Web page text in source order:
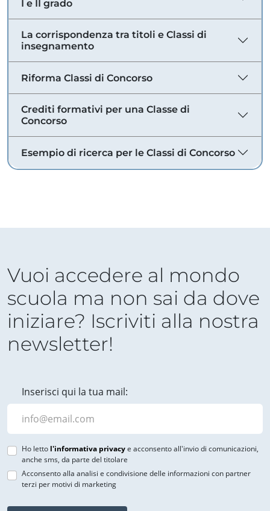
I e II grado
La corrispondenza tra titoli e Classi di
insegnamento
Riforma Classi di Concorso
Crediti formativi per una Classe di
Concorso
Esempio di ricerca per le Classi di Concorso
Vuoi accedere al mondo
scuola ma non sai da dove
iniziare? Iscriviti alla nostra
newsletter!
Inserisci qui la tua mail:
Ho letto l'informativa privacye acconsento all'invio di comunicazioni,
anche sms, da parte del titolare
Acconsento alla analisi e condivisione delle informazioni con partner
terzi per motivi di marketing